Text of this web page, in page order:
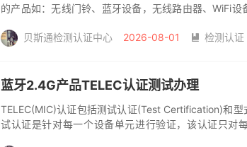
的产品如：无线门铃、蓝牙设备，无线路由器、WiFi设
贝斯通检测认证中心 2026-08-01  检测认证
蓝牙2.4G产品TELEC认证测试办理
TELEC(MIC)认证包括测试认证(Test Certification)和
试认证是针对每一个设备单元进行验证，该认证只对